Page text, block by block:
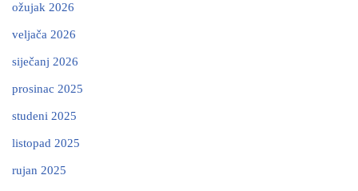
ožujak 2026
veljača 2026
siječanj 2026
prosinac 2025
studeni 2025
listopad 2025
rujan 2025